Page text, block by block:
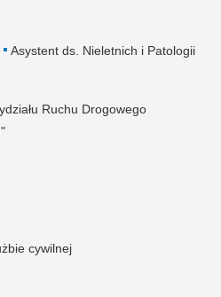
Asystent ds. Nieletnich i Patologii
Ruchu Drogowego
cywilnej